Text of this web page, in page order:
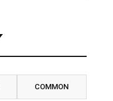
COMMON